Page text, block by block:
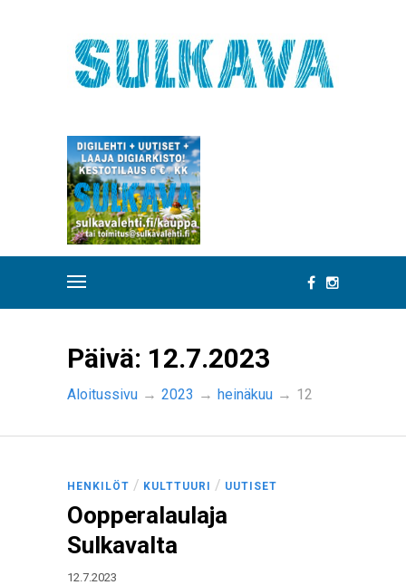
Päivä: 12.7.2023
Aloitussivu → 2023 → heinäkuu → 12
HENKILÖT / KULTTUURI / UUTISET
Oopperalaulaja
Sulkavalta
12.7.2023